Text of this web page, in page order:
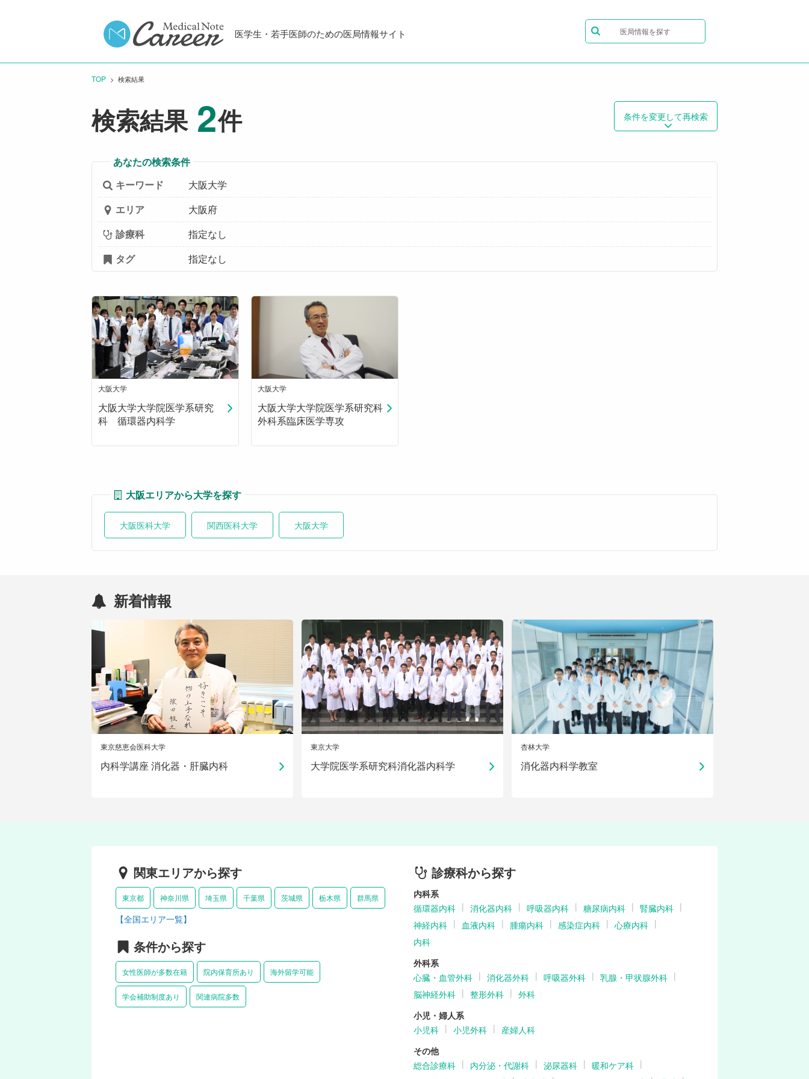
医学生・若手医師のための医局情報サイト 医局情報を探す
TOP CURRENT:
検索結果
検索結果 2件 条件を変更して再検索
あなたの検索条件
キーワード
大阪大学
エリア
大阪府
診療科
指定なし
タグ
指定なし
大阪大学
大阪大学大学院医学系研究
科 循環器内科学
大阪大学
大阪大学大学院医学系研究科
外科系臨床医学専攻
大阪エリアから大学を探す
大阪医科大学 関西医科大学 大阪大学
新着情報
東京慈恵会医科大学
内科学講座 消化器・肝臓内科
東京大学
大学院医学系研究科消化器内科学
杏林大学
消化器内科学教室
関東エリアから探す
東京都 神奈川県 埼玉県 千葉県 茨城県 栃木県 群馬県
【全国エリア一覧】
条件から探す
女性医師が多数在籍 院内保育所あり 海外留学可能
学会補助制度あり 関連病院多数
診療科から探す
内科系
循環器内科
消化器内科 呼吸器内科 糖尿病内科
腎臓内科
神経内科
血液内科 腫瘍内科 感染症内科
心療内科
内科
外科系
心臓・血管外科
消化器外科 呼吸器外科
乳腺・甲状腺外科
脳神経外科
整形外科
外科
小児・婦人系
小児科
小児外科
産婦人科
その他
総合診療科
内分泌・代謝科 泌尿器科
暖和ケア科